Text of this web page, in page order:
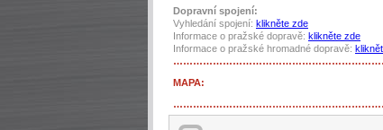
Dopravní spojení:
Vyhledání spojení: klikněte zde
Informace o pražské dopravě: klikněte zde
Informace o pražské hromadné dopravě:
MAPA: